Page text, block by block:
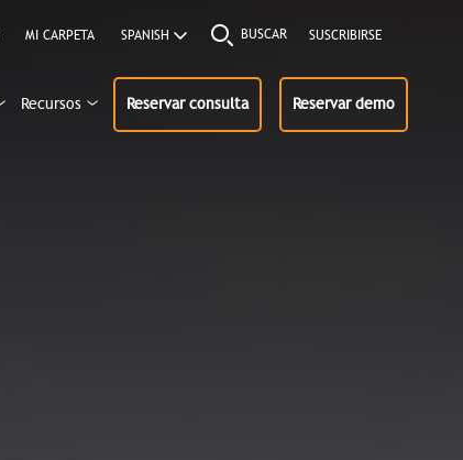
MI CARPETA BUSCAR SUSCRIBIRSE
Recursos Reservar consulta Reservar demo